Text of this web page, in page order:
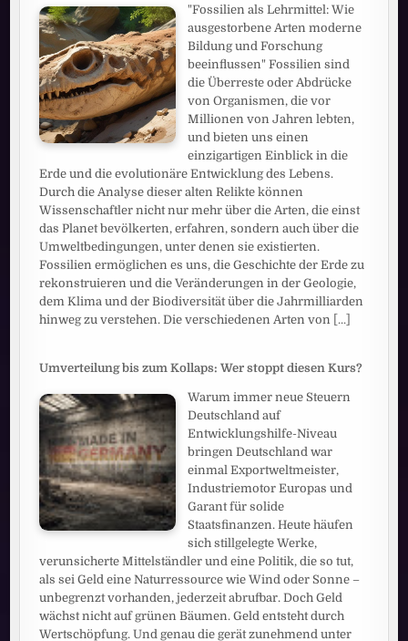
"Fossilien als Lehrmittel: Wie
ausgestorbene Arten moderne
Bildung und Forschung
beeinflussen" Fossilien sind
die Überreste oder Abdrücke
von Organismen, die vor
Millionen von Jahren lebten,
und bieten uns einen
einzigartigen Einblick in die
Erde und die evolutionäre Entwicklung des Lebens.
Durch die Analyse dieser alten Relikte können
Wissenschaftler nicht nur mehr über die Arten, die einst
das Planet bevölkerten, erfahren, sondern auch über die
Umweltbedingungen, unter denen sie existierten.
Fossilien ermöglichen es uns, die Geschichte der Erde zu
rekonstruieren und die Veränderungen in der Geologie,
dem Klima und der Biodiversität über die Jahrmilliarden
hinweg zu verstehen. Die verschiedenen Arten von
[...]
Umverteilung bis zum Kollaps: Wer stoppt diesen Kurs?
Warum immer neue Steuern
Deutschland auf
Entwicklungshilfe-Niveau
bringen Deutschland war
einmal Exportweltmeister,
Industriemotor Europas und
Garant für solide
Staatsfinanzen. Heute häufen
sich stillgelegte Werke,
verunsicherte Mittelständler und eine Politik, die so tut,
als sei Geld eine Naturressource wie Wind oder Sonne –
unbegrenzt vorhanden, jederzeit abrufbar. Doch Geld
wächst nicht auf grünen Bäumen. Geld entsteht durch
Wertschöpfung. Und genau die gerät zunehmend unter